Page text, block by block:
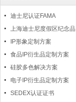
迪士尼认证FAMA
上海迪士尼度假区纪念品
IP形象定制方案
食品IP衍生品定制方案
硅胶多色解决方案
电子IP衍生品定制方案
SEDEX认证证书